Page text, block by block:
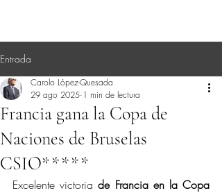
Entrada
Francia gana la Copa de
Naciones de Bruselas
CSIO*****
Carolo López-Quesada
29 ago 2025 1 min de lectura
Excelente victoria de Francia en la Copa